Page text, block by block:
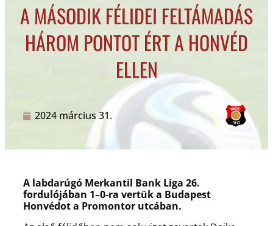
A MÁSODIK FÉLIDEI FELTÁMADÁS
HÁROM PONTOT ÉRT A HONVÉD
ELLEN
2024 március 31.
A labdarúgó Merkantil Bank Liga 26.
fordulójában 1–0-ra vertük a Budapest
Honvédot a Promontor utcában.